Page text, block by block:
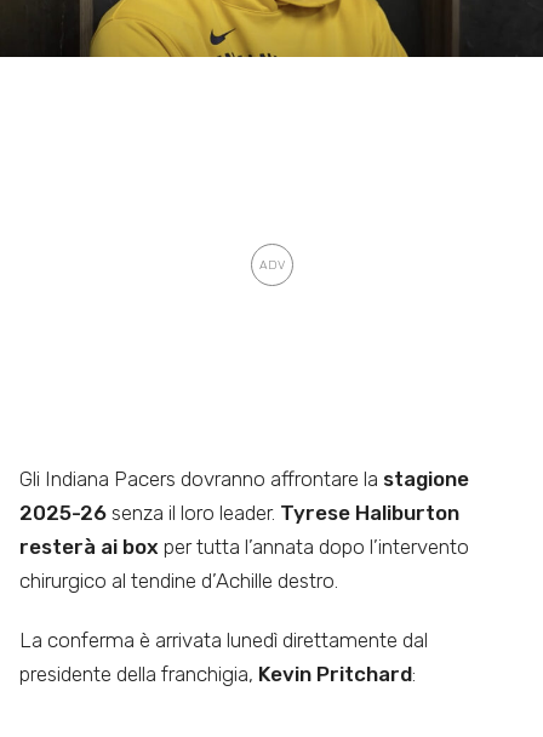
Gli Indiana Pacers dovranno affrontare la stagione
2025-26 senza il loro leader. Tyrese Haliburton
resterà ai box per tutta l’annata dopo l’intervento
chirurgico al tendine d’Achille destro.
La conferma è arrivata lunedì direttamente dal
presidente della franchigia, Kevin Pritchard: